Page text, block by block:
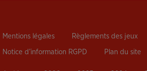
Mentions légales Règlements des jeux
Notice d’information RGPD Plan du site